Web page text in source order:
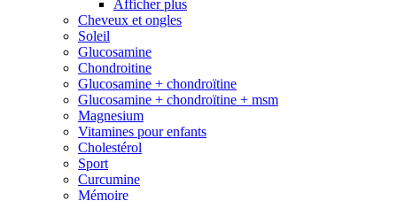
Afficher plus
Cheveux et ongles
Soleil
Glucosamine
Chondroitine
Glucosamine + chondroïtine
Glucosamine + chondroïtine + msm
Magnesium
Vitamines pour enfants
Cholestérol
Sport
Curcumine
Mémoire